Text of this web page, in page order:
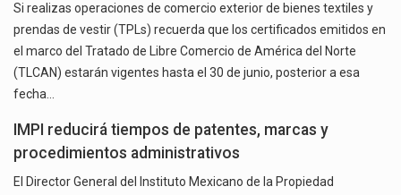
Si realizas operaciones de comercio exterior de bienes textiles y
prendas de vestir (TPLs) recuerda que los certificados emitidos en
el marco del Tratado de Libre Comercio de América del Norte
(TLCAN) estarán vigentes hasta el 30 de junio, posterior a esa
fecha…
IMPI reducirá tiempos de patentes, marcas y
procedimientos administrativos
El Director General del Instituto Mexicano de la Propiedad